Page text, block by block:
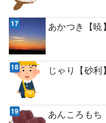
あかつき【暁
じゃり【砂
あんころもち